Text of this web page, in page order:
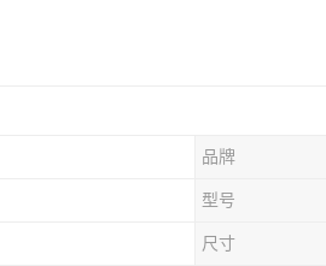
品牌
型号
尺寸